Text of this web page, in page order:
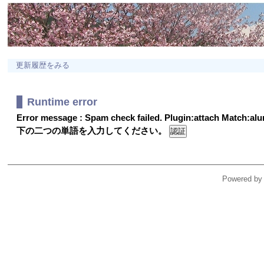
更新履歴をみる
Runtime error
Error message : Spam check failed. Plugin:attach
下の二つの単語を入力してください。
Powered